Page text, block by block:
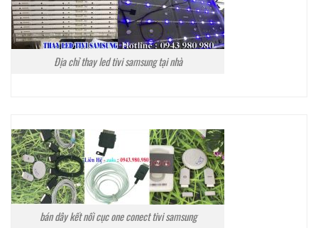
Địa chỉ thay led tivi samsung tại nhà
bán dây kết nối cục one conect tivi samsung